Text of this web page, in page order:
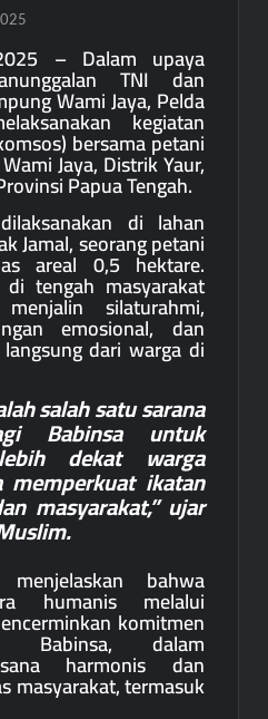
– Dalam upaya
TNI dan
Wami Jaya, Pelda
kegiatan
bersama petani
Jaya, Distrik Yaur,
Papua Tengah.
di lahan
Jamal, seorang petani
areal 0,5 hektare.
tengah masyarakat
silaturahmi,
emosional, dan
dari warga di
salah satu sarana
Babinsa untuk
dekat warga
memperkuat ikatan
masyarakat,” ujar
bahwa
humanis melalui
komitmen
Babinsa, dalam
harmonis dan
masyarakat, termasuk